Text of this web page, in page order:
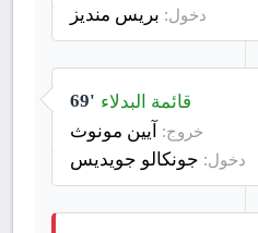
دخول: بريس منديز
69' قائمة البدلاء
خروج: آيين مونوث
دخول: جونكالو جويديس